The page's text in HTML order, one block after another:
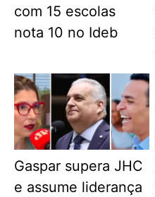
com 15 escolas
nota 10 no Ideb
Gaspar supera JHC
e assume liderança